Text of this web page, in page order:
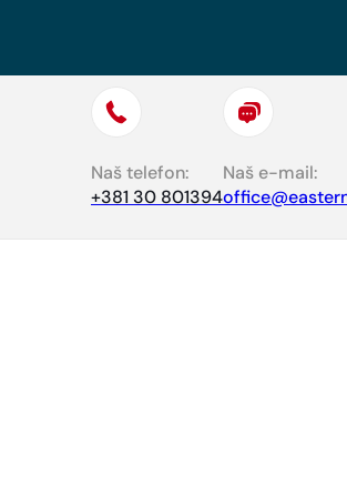
Naš telefon:
+381 30 801394
Naš e-mail: